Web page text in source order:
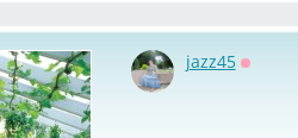
jazz45